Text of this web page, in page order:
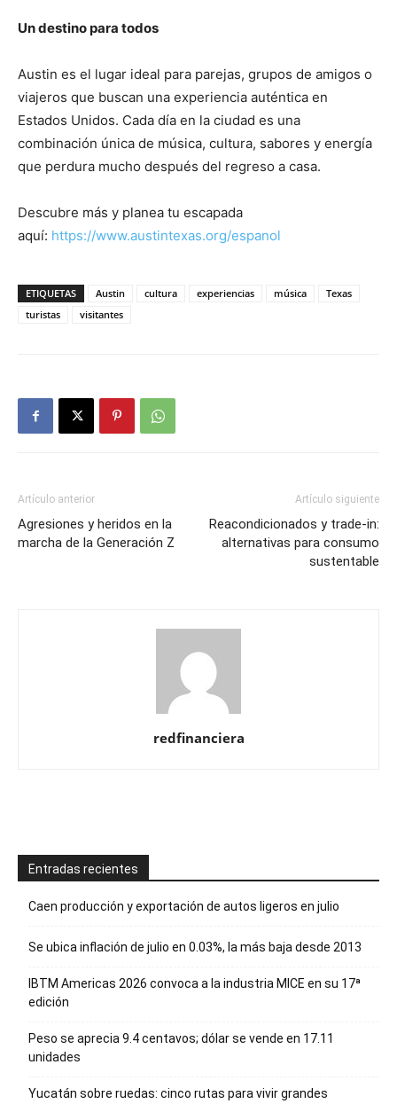
Un destino para todos
Austin es el lugar ideal para parejas, grupos de amigos o
viajeros que buscan una experiencia auténtica en
Estados Unidos. Cada día en la ciudad es una
combinación única de música, cultura, sabores y energía
que perdura mucho después del regreso a casa.
Descubre más y planea tu escapada
aquí: https://www.austintexas.org/espanol
ETIQUETAS Austin cultura experiencias música
Texas
turistas
visitantes
Artículo anterior
Agresiones y heridos en la
marcha de la Generación Z
Artículo siguiente
Reacondicionados y trade-in:
alternativas para consumo
sustentable
redfinanciera
Entradas recientes
Caen producción y exportación de autos ligeros en julio
Se ubica inflación de julio en 0.03%, la más baja desde 2013
IBTM Americas 2026 convoca a la industria MICE en su 17ª
edición
Peso se aprecia 9.4 centavos; dólar se vende en 17.11
unidades
Yucatán sobre ruedas: cinco rutas para vivir grandes